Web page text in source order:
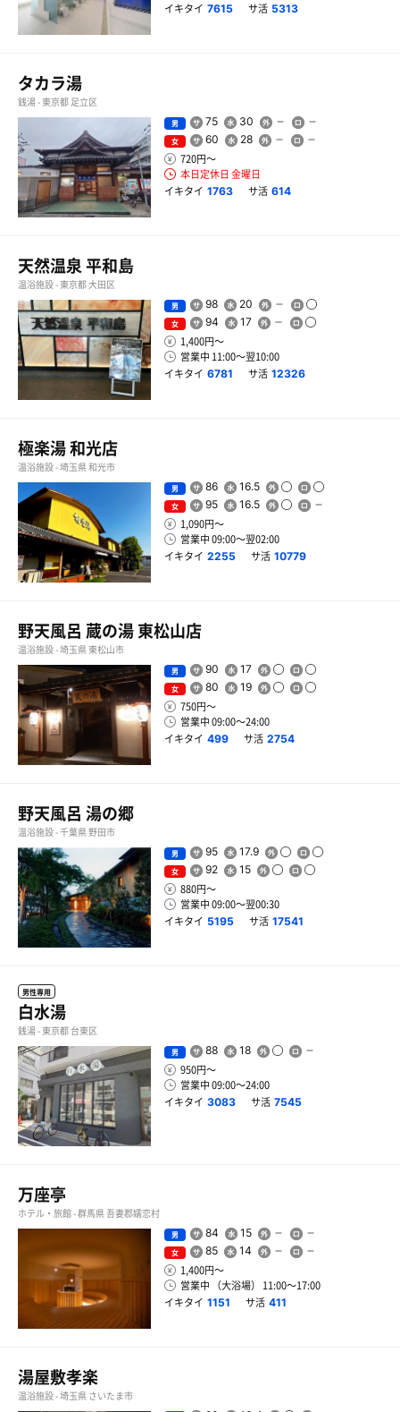
イキタイ 7615 サ活 5313
タカラ湯
銭湯 - 東京都 足立区
男 75 30
女 60 28
720円〜
本日定休日 金曜日
イキタイ 1763 サ活 614
天然温泉 平和島
温浴施設 - 東京都 大田区
男 98 20
女 94 17
1,400円〜
営業中 11:00〜翌10:00
イキタイ 6781 サ活 12326
極楽湯 和光店
温浴施設 - 埼玉県 和光市
男 86 16.5
女 95 16.5
1,090円〜
営業中 09:00〜翌02:00
イキタイ 2255 サ活 10779
野天風呂 蔵の湯 東松山店
温浴施設 - 埼玉県 東松山市
男 90 17
女 80 19
750円〜
営業中 09:00〜24:00
イキタイ 499 サ活 2754
野天風呂 湯の郷
温浴施設 - 千葉県 野田市
男 95 17.9
女 92 15
880円〜
営業中 09:00〜翌00:30
イキタイ 5195 サ活 17541
男性専用
白水湯
銭湯 - 東京都 台東区
男 88 18
950円〜
営業中 09:00〜24:00
イキタイ 3083 サ活 7545
万座亭
ホテル・旅館 - 群馬県 吾妻郡嬬恋村
男 84 15
女 85 14
1,400円〜
営業中 （大浴場） 11:00〜17:00
イキタイ 1151 サ活 411
湯屋敷孝楽
温浴施設 - 埼玉県 さいたま市